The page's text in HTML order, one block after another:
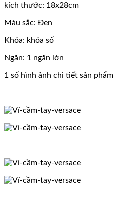
kích thước: 18x28cm
Màu sắc: Đen
Khóa: khóa số
Ngăn: 1 ngăn lớn
1 số hình ảnh chi tiết sản phẩm